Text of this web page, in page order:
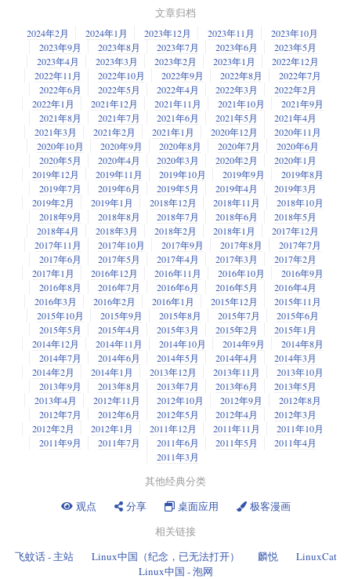
者，他们并未得到合理的补偿。所以这确实是一个我们需要解决的大问
至于美国试图阻断中国技术的努力是否有效，Perens 表示这些基本上没有效
他说，“中国人能做到我们所做的所有事情，只有一两个例外，但也马上就
会赶上。”他指出，尽管他们在先进的芯片方面落后，但他们会迎头赶上。
（此处有删节）
他也提出，由于美国的出口法律，特别是美国国务院施行的国际武器交易
限制（ITAR）和美国商务部监管的出口管理法规（EAR），与中国保持一
定程度的友好关系对开源社区也有影响。
Perens 解释道：“目前，空间卫星、数字语音编码器、某些 Kraken RF 项目
的应用，还有可能数百个其他的开源项目，都还在受限技术名单之上。然
而，由于好几起诉讼的影响，ITAR 和 EAR 都为‘公开的信息’开了一道口
子，这并不意味着是‘公域软件’，那是版权的问题。它的含义是‘非商业秘
密’，所以它包括开源与公开的研究。
“现在，根据 ITAR 和 EAR，完全公开的项目可以不受限制地运行。不久
开源研究院
Open Research Institute
做了一项工作，使这样的项目得到了美国的国务院和商务
部的明确批准。因此，目前有可能运行一个开源项目，开发原本可能属于
‘军用’ 的技术，包括与原本受 ITAR 和 EAR 限制的国家合作。这对于我们
保护开源技术和公共研究都很重要。随着美国政客对 3D 打印枪支等事务越
来越关心，以及许多人希望更严格地限制与中国等国的技术分享，这项权
益总是受到威胁。”
Perens 表示：“我认为，我们有可能与这个国家发生纷争，这是非常可怕
的。但如果你看看这些人，他们和今天的我们非常相似。我们真的应该和
平共处。”
（题图：DA/b125f972-5005-44c0-8fd2-88526c27b307）
https://www.theregister.com/2023/12/27/bruce_perens_post_open/
ChatGPT 校对：
Linux中国荣誉推出
Elastic 和其他几家公司（如 Redis 等）的此类做法，主要目的是阻止云服务
公司将他们的开源程序作为一种服务而提供。然而，这个做法反过来对
Elastic 产生了负面影响，因为 AWS 对这个项目进行了复刻
。这一切是否让
你想起了 HashiCorp？是吧。
尽管这些向非开源许可的转变惹怒了一些用户和很多开发者，但这些公司
的业绩仍表现相对稳定。你可能对此感到不满，但事实是，对于这些公司
来说，这种转变在一定程度上取得了成功。
接着，我们来看红帽公司的情况。红帽公司对其红帽企业 Linux（RHEL）
代码的使用施加了限制，只允许其客户使用。几十年来，红帽公司一直在
权衡作为开源领导者与处理 RHEL 克隆产品（例如 CentOS，以及最新的
AlmaLinux 和 Rocky Linux）的关系。
随着时间的推移，红帽公司对与他人共享其代码表现出越来越大的犹豫。
现在，你可以（且很多人确实正在这么做）辩论红帽公司不再是一个真正
的开源公司。批评者认为，红帽公司虽然仍然严格遵守 GNU 通用公共许可
证（GPL）的条款，但已经失去了开源精神。
虽然 RHEL 和与其相关的一系列程序仍在产生可观的利润，但红帽公司希
望能够从中获取更多的收益，因此，它也开始逐步偏离开源原则。
实际上，所有这些案例的共同之处在于：对更大财富的欲望。如圣经所
言，“贪财是万恶之根”。我不确定这一句话的真假，但我确实知道，对金钱
的热爱和开源原则很难两全。
对于从开源软件中赚钱并没有错误之处。理查德·斯托曼
Richard M Stallman
（RMS）曾言：“工
作寻求报酬，或者寻求尽可能增加收入，这并没有错，只要不采用破坏性
的方式即可。” 然而，在 RMS 看来，“通过限制它们的使用来从程序的用户
中挤取金钱，是一种破坏行为。”
尽管在现今开源软件与商业实践交汇的情况下，RMS 的观点可能并不如过
去那样深受欢迎，但他仍然拥有众多的支持者。
（题图：MJ/b06e9a62-5c0d-49c5-a7b3-fd5af60ac0b1）
via:
https://www.theregister.com/2023/10/27/open_source_vs_sort_of_open_sourc
5、自动检测开源组件
虽然在代码库内手动跟踪你如何使用开源是很好的做法，但通过使用能够
自动识别开源组件和依赖项的软件，你可以降低出错的可能性。在这里，
我们应该考虑两种不同类型的工具。一种是源代码组成分析（SCA）软件，
它会自动扫描源代码并识别从值得信任的外部来源获取的元素。另一种是
软件供应链管理解决方案，除其他功能外，还支持查找和监控应用程序堆
栈中的任何开源依赖项。
（题图：MJ/2168d466-cfc3-47de-a8a5-fc7ebaaa445f）
https://www.opensourceforu.com/2022/08/5-ways-to-prevent-open-source-
licensing-violations/
Laveesh Kocher选题： lkxed译者：ChatGPT 校对：
wxy
本文由LCTT原创编译，Linux中国荣誉推出
为了“克服分享信息和创造力的法律障碍”，提供一个自由的框架来为人们组
织分享如音乐、医学或教育材料的资源，知识共享组织的前身——
开放内容项目
Open Content Project
，于 2001 年成立。然而，软件从来不是它的组成要素。为什
么呢？因为那时，如 MIT、GPL 一类的重要的软件许可证已经出现了十几
很明显，如果一家公司不遗余力地警告你他们制造的东西不适合某种特定
用途，你也许应该相信他们。知识共享的 FAQ 列出了一些反对在软件上使
用他们的许可证的令人信服的论据，但对于像 Fedora 项目这样的用户来
说，其中一个问题特别突出：专利权。
鉴于 CC0 许可证是为公共领域的作品准备的，而且通过使用它，创作者明
确地“放弃了他或她在版权法下对作品的所有权利”，这似乎矛盾的。但是，
问题在于，版权法并不适用于专利。事实上，仔细审视许可证的完整措辞
后可以发现，它在一个令人担忧的部分解决了这个问题，该部分内容如
下：“宣告者拥有的任何商标或专利权都没有被本文本放弃、抛弃、交出、
租赁或以其他方式修改。”
换言之，即使被 CC0 许可的东西的作者可能愿意放弃对它的权力，但他们
仍然可以自由的为它申请专利。更糟糕的是，他们仍然保留着以他们认为
合适的方式使用该专利的能力。
理论上来说，这意味着最初在 CC0 下提供的源代码的人在发布了代码之
后，他们可能会在之后断言任何使用该代码的人侵犯了他们的专利，并要
求支付专利费。
这显然会让像 Fedora 这样的项目担忧。考虑一下这样的情形：CC0 许可的
代码进入到一个系统的核心，然后被提供给数以百万计的用户。突然间，
不知道从哪里冒出来的原创作者，声称侵犯了专利权，并要求付款。红帽
或 Fedora 的律师可以驳倒这种说法么？也许吧。那么，为了查明真相而使
用 CC0 代码值得么？不值得。
款就阻止了开源倡议（OSI）许可证的审查委员会，他们无法最终确定 CC0
是否真正符合他们对开源许可证的定义。委员会未能达成一致意见，因为
其成员认为将此类条款纳入软件许可将创造一个危险的先例。考虑到
Fedora 动荡的历史，它最初接受 CC0 的决定着实让人费解。
文章归档
2024年2月 2024年1月 2023年12月 2023年11月
2023年10月
2023年9月
2023年8月 2023年7月 2023年6月
2023年5月
2023年4月
2023年3月 2023年2月 2023年1月
2022年12月
2022年11月
2022年10月 2022年9月 2022年8月
2022年7月
2022年6月
2022年5月 2022年4月 2022年3月
2022年2月
2022年1月
2021年12月 2021年11月 2021年10月
2021年9月
2021年8月
2021年7月 2021年6月 2021年5月
2021年4月
2021年3月
2021年2月 2021年1月 2020年12月
2020年11月
2020年10月
2020年9月 2020年8月 2020年7月
2020年6月
2020年5月
2020年4月 2020年3月 2020年2月
2020年1月
2019年12月
2019年11月 2019年10月 2019年9月
2019年8月
2019年7月
2019年6月 2019年5月 2019年4月
2019年3月
2019年2月
2019年1月 2018年12月 2018年11月
2018年10月
2018年9月
2018年8月 2018年7月 2018年6月
2018年5月
2018年4月
2018年3月 2018年2月 2018年1月
2017年12月
2017年11月
2017年10月 2017年9月 2017年8月
2017年7月
2017年6月
2017年5月 2017年4月 2017年3月
2017年2月
2017年1月
2016年12月 2016年11月 2016年10月
2016年9月
2016年8月
2016年7月 2016年6月 2016年5月
2016年4月
2016年3月
2016年2月 2016年1月 2015年12月
2015年11月
2015年10月
2015年9月 2015年8月 2015年7月
2015年6月
2015年5月
2015年4月 2015年3月 2015年2月
2015年1月
2014年12月
2014年11月 2014年10月 2014年9月
2014年8月
2014年7月
2014年6月 2014年5月 2014年4月
2014年3月
2014年2月
2014年1月 2013年12月 2013年11月
2013年10月
2013年9月
2013年8月 2013年7月 2013年6月
2013年5月
2013年4月
2012年11月 2012年10月 2012年9月
2012年8月
2012年7月
2012年6月 2012年5月 2012年4月
2012年3月
2012年2月
2012年1月 2011年12月 2011年11月
2011年10月
2011年9月
2011年7月 2011年6月 2011年5月
2011年4月
2011年3月
其他经典分类
观点
分享 桌面应用
极客漫画
相关链接
飞蚊话 - 主站
Linux中国（纪念，已无法打开） 麟悦
LinuxCat
Linux中国 - 泡网